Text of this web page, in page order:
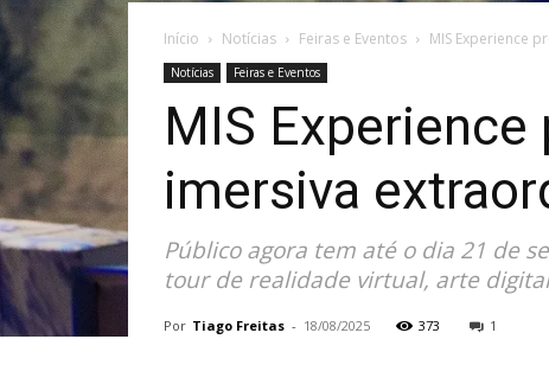
Início Notícias Feiras e Eventos MIS Experience
Notícias Feiras e Eventos
MIS Experience
imersiva
Público agora tem até o dia 21 de
tour de realidade virtual, arte
Por Tiago Freitas - 18/08/2025 373 1